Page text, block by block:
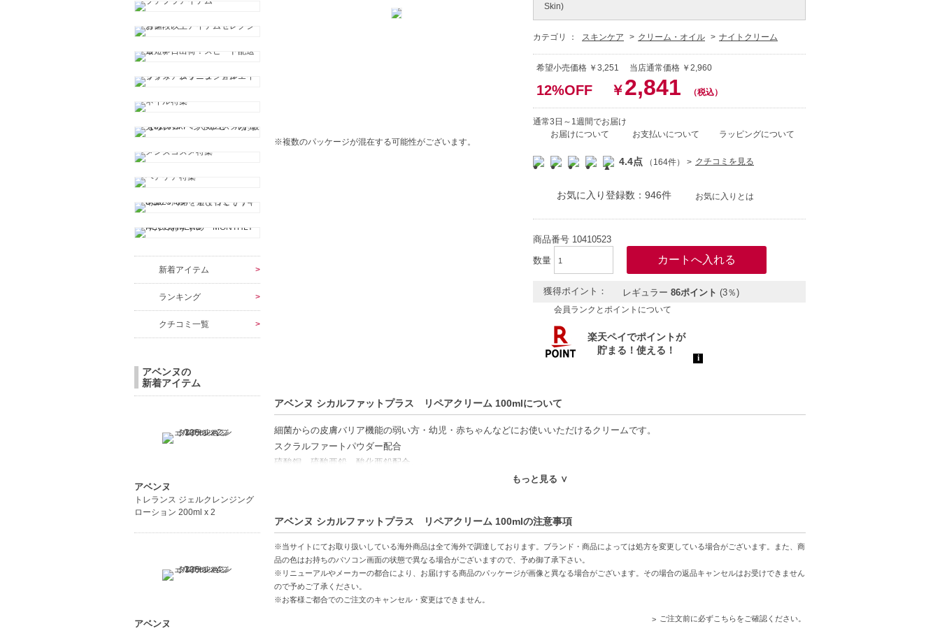
※複数のパッケージが混在する可能性がございます。
Skin)
カテゴリ ： スキンケア クリーム・オイル ナイトクリーム
希望小売価格 ￥3,251 当店通常価格 ￥2,960
12%OFF ￥2,841 （税込）
通常3日～1週間でお届け
お届けについて
お支払いについて ラッピングについて
4.4点 （164件） クチコミを見る
お気に入り登録数：946件 お気に入りとは
商品番号 10410523
数量
獲得ポイント： レギュラー 86ポイント (3％)
会員ランクとポイントについて
アベンヌ シカルファットプラス リペアクリーム 100mlについて
細菌からの皮膚バリア機能の弱い方・幼児・赤ちゃんなどにお使いいただけるクリームです。
スクラルファートパウダー配合
硫酸銅、硫酸亜鉛、酸化亜鉛配合。。
【商品の特徴】
肌のバリア強化-敏感肌や幼児にも優しく、安心して使えます。
高保湿成分配合-乾燥からお肌を守り、しっとり感が長続きします。
大容量でコスパ最高-家族全員で使用でき、たっぷり使えるのでお得です。
もっと見る ∨
アベンヌ シカルファットプラス リペアクリーム 100mlの注意事項
※当サイトにてお取り扱いしている海外商品は全て海外で調達しております。ブランド・商品によっては処方を変更している場合がございます。また、商
品の色はお持ちのパソコン画面の状態で異なる場合がございますので、予め御了承下さい。
※リニューアルやメーカーの都合により、お届けする商品のパッケージが画像と異なる場合がございます。その場合の返品キャンセルはお受けできません
ので予めご了承ください。
※お客様ご都合でのご注文のキャンセル・変更はできません。
ご注文前に必ずこちらをご確認ください。
新着アイテム
ランキング
クチコミ一覧
アベンヌの
新着アイテム
アベンヌ
トレランス ジェルクレンジング
ローション 200ml x 2
アベンヌ